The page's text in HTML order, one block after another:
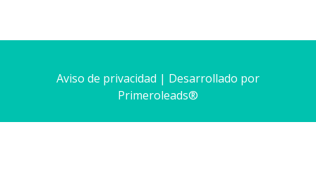
Aviso de privacidad | Desarrollado por
Primeroleads®​